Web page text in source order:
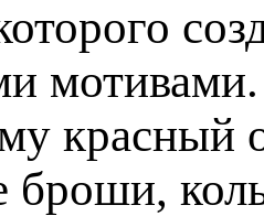
красный